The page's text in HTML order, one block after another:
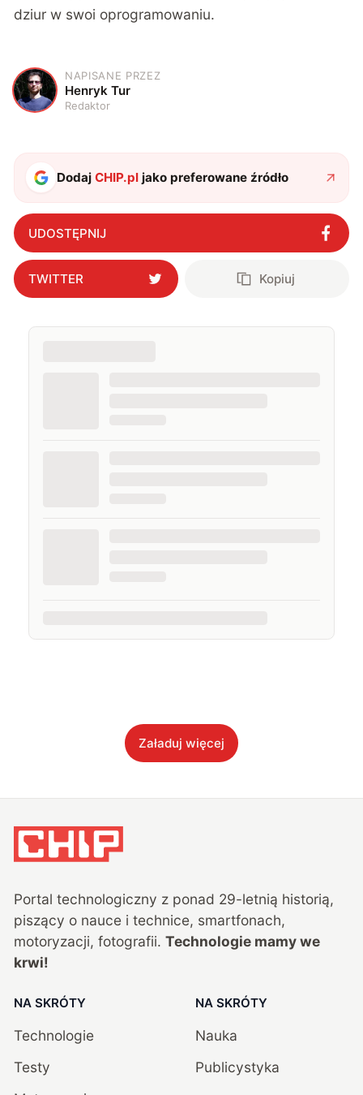
dziur w swoi oprogramowaniu.
H
NAPISANE PRZEZ
Henryk Tur
Redaktor
DodajCHIP.pl jako preferowane źródło
UDOSTĘPNIJ
TWITTER Kopiuj
Załaduj więcej
Portal technologiczny z ponad 29-letnią historią,
piszący o nauce i technice, smartfonach,
motoryzacji, fotografii. Technologie mamy we
krwi!
NA SKRÓTY
Technologie
Testy
NA SKRÓTY
Nauka
Publicystyka